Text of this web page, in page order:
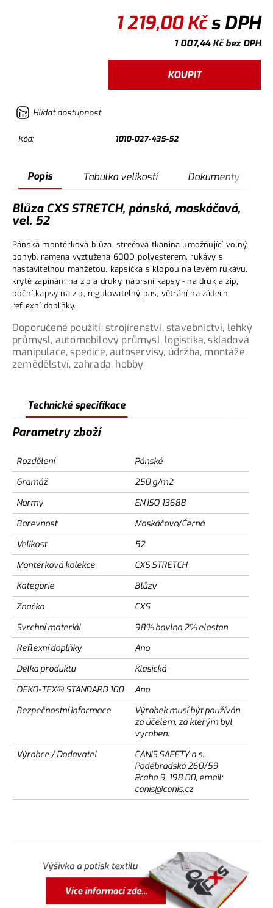
1 219,00Kčs DPH
1 007,44Kčbez DPH
KOUPIT
Hlídat dostupnost
Kód: 1010-027-435-52
Popis Tabulka velikostí Dokumenty
Blůza CXS STRETCH, pánská, maskáčová,
vel. 52
Pánská montérková blůza, strečová tkanina umožňující volný
pohyb, ramena vyztužena 600D polyesterem, rukávy s
nastavitelnou manžetou, kapsička s klopou na levém rukávu,
kryté zapínání na zip a druky, náprsní kapsy - na druk a zip,
boční kapsy na zip, regulovatelný pas, větrání na zádech,
reflexní doplňky.
Doporučené použití: strojírenství, stavebnictví, lehký
průmysl, automobilový průmysl, logistika, skladová
manipulace, spedice, autoservisy, údržba, montáže,
zemědělství, zahrada, hobby
Technické specifikace
Parametry zboží
Rozdělení
Pánské
Gramáž
250 g/m2
Normy
EN ISO 13688
Barevnost
Maskáčovo/Černá
Velikost
52
Montérková kolekce
CXS STRETCH
Kategorie
Blůzy
Značka
CXS
Svrchní materiál
98% bavlna 2% elastan
Reflexní doplňky
Ano
Délka produktu
Klasická
OEKO-TEX® STANDARD 100
Ano
Bezpečnostní informace
Výrobek musí být používán
za účelem, za kterým byl
vyroben.
Výrobce / Dodavatel
CANIS SAFETY a.s.,
Poděbradská 260/59,
Praha 9, 198 00, email:
canis@canis.cz